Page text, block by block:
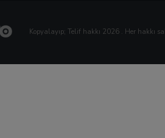
Kopyalayıp; Telif hakkı 2026 . Her hakkı